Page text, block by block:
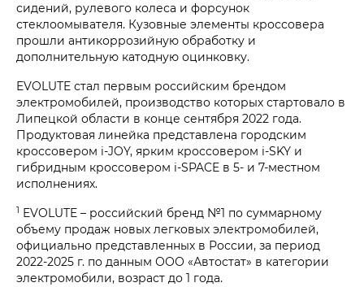
сидений, рулевого колеса и форсунок
стеклоомывателя. Кузовные элементы кроссовера
прошли антикоррозийную обработку и
дополнительную катодную оцинковку.
EVOLUTE стал первым российским брендом
электромобилей, производство которых стартовало в
Липецкой области в конце сентября 2022 года.
Продуктовая линейка представлена городским
кроссовером i‑JOY, ярким кроссовером i‑SKY и
гибридным кроссовером i‑SPACE в 5- и 7-местном
исполнениях.
1 EVOLUTE – российский бренд №1 по суммарному
объему продаж новых легковых электромобилей,
официально представленных в России, за период
2022-2025 г. по данным ООО «Автостат» в категории
электромобили, возраст до 1 года.